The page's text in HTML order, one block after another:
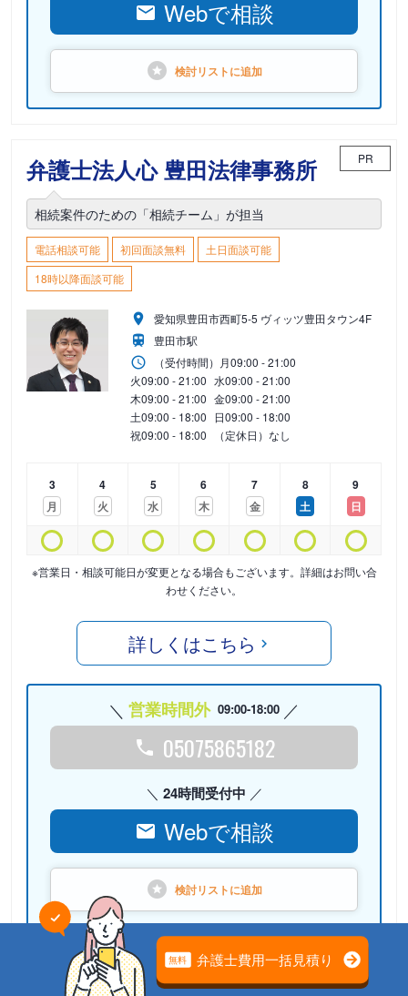
Webで相談
検討リストに追加
弁護士法人心 豊田法律事務所 PR
相続案件のための「相続チーム」が担当
電話相談可能 初回面談無料
土日面談可能
18時以降面談可能
愛知県豊田市西町5-5 ヴィッツ豊田タウン4F
豊田市駅
（受付時間） 月09:00 - 21:00
火09:00 - 21:00 水09:00 - 21:00
木09:00 - 21:00 金09:00 - 21:00
土09:00 - 18:00 日09:00 - 18:00
祝09:00 - 18:00 （定休日）なし
3
月
4
火
5
水
6
木
7
金
8
土
9
日
※営業日・相談可能日が変更となる場合もございます。詳細はお問い合
わせください。
詳しくはこちら
営業時間外 09:00-18:00
05075865182
24時間受付中
Webで相談
検討リストに追加
弁護士法人プロテクトスタン PR